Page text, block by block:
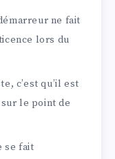
ne fait
lors du
c’est qu’il est
le point de
se fait